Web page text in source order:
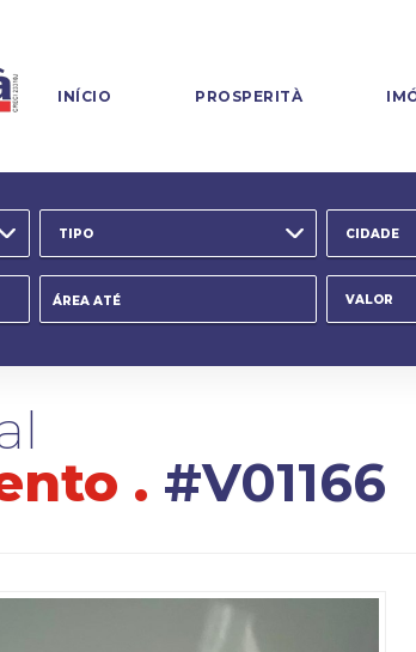
INÍCIO PROSPERITÀ
TIPO CIDADE
VALOR
. #V01166